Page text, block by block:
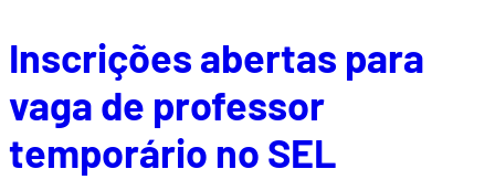
Inscrições abertas para
vaga de professor
temporário no SEL